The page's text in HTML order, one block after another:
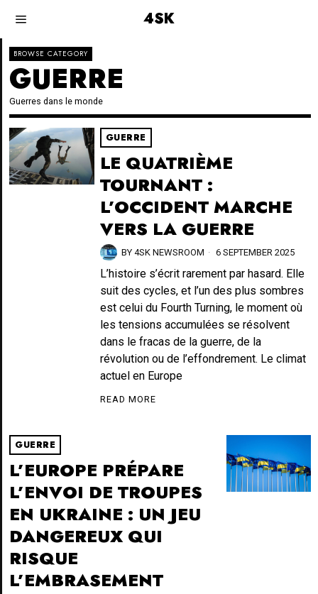
4SK
BROWSE CATEGORY
GUERRE
Guerres dans le monde
GUERRE
LE QUATRIÈME
TOURNANT :
L’OCCIDENT MARCHE
VERS LA GUERRE
BY 4SK NEWSROOM 6 SEPTEMBER 2025
L’histoire s’écrit rarement par hasard. Elle
suit des cycles, et l’un des plus sombres
est celui du Fourth Turning, le moment où
les tensions accumulées se résolvent
dans le fracas de la guerre, de la
révolution ou de l’effondrement. Le climat
actuel en Europe
READ MORE
GUERRE
L’EUROPE PRÉPARE
L’ENVOI DE TROUPES
EN UKRAINE : UN JEU
DANGEREUX QUI
RISQUE
L’EMBRASEMENT